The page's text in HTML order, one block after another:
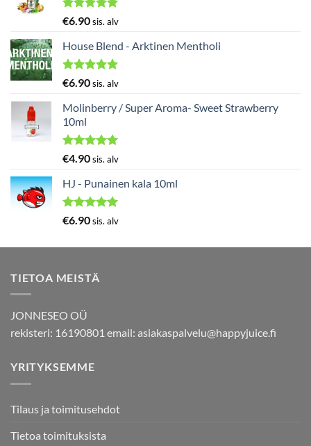
Arvostelu
5.00
/ 5
€6.90sis. alv
House Blend - Arktinen Mentholi
Arvostelu
5.00/ 5
€6.90sis. alv
Molinberry / Super Aroma- Sweet Strawberry
10ml
Arvostelu
5.00
/ 5
€4.90sis. alv
HJ - Punainen kala 10ml
Arvostelu
€6.90sis. alv
TIETOA MEISTÄ
JONNESEO OÜ
rekisteri: 16190801 email: asiakaspalvelu@happyjuice.fi
YRITYKSEMME
Tilaus ja toimitusehdot
Tietoa toimituksista